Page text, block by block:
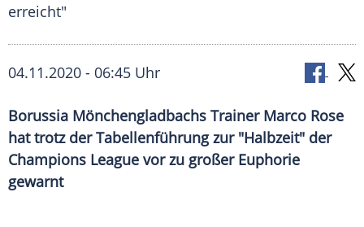
erreicht"
04.11.2020 - 06:45 Uhr
Borussia Mönchengladbachs Trainer Marco Rose
hat trotz der Tabellenführung zur "Halbzeit" der
Champions League vor zu großer Euphorie
gewarnt